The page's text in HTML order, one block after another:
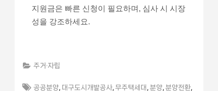
지원금은 빠른 신청이 필요하며, 심사 시 시장
성을 강조하세요.
주거·자립
Tags:
공공분양 대구도시개발공사 ,무주택세대 ,분양 ,분양전환